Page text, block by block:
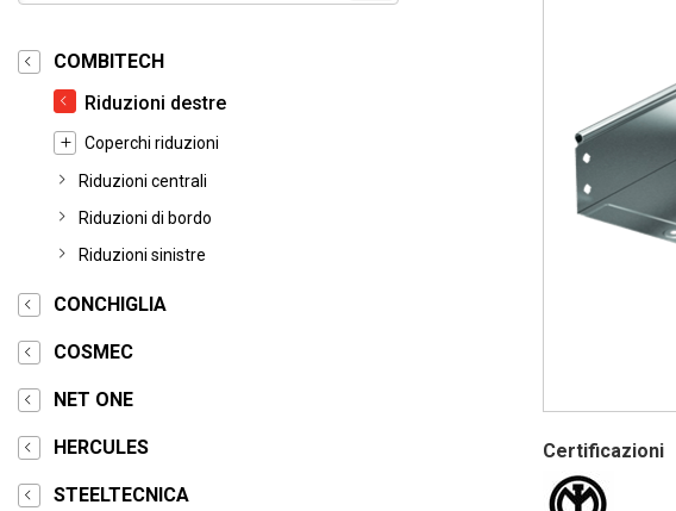
COMBITECH
Riduzioni destre
Coperchi riduzioni
Riduzioni centrali
Riduzioni di bordo
Riduzioni sinistre
CONCHIGLIA
COSMEC
NET ONE
HERCULES
STEELTECNICA
Certificazioni